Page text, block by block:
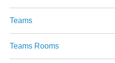
Teams
Teams Rooms